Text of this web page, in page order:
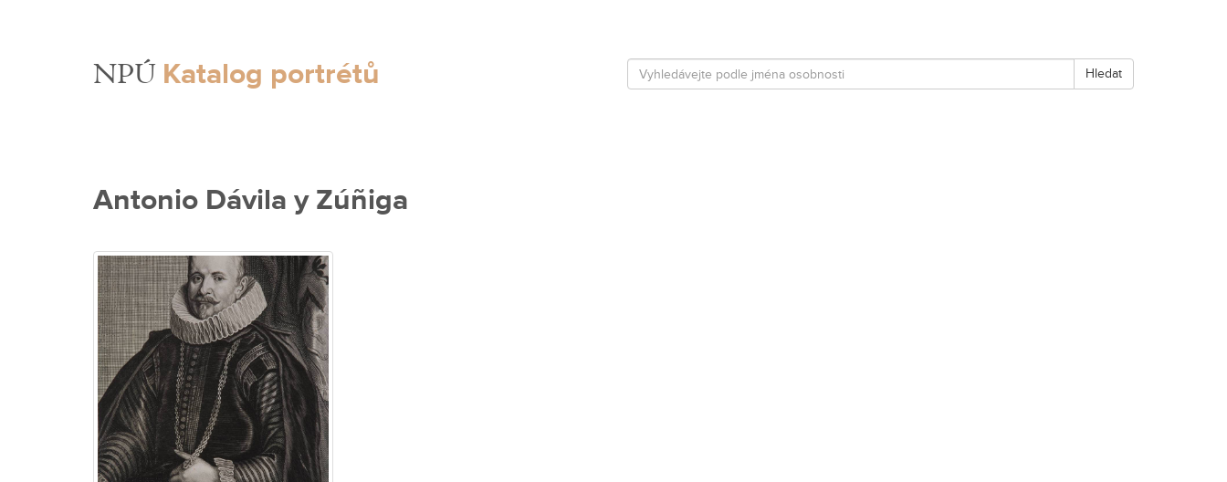
NPÚ Katalog portrétů Hledat
Antonio Dávila y Zúñiga